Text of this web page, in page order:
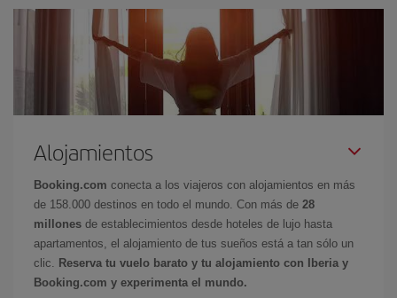
Alojamientos
Booking.com conecta a los viajeros con alojamientos en más
de 158.000 destinos en todo el mundo. Con más de 28
millones de establecimientos desde hoteles de lujo hasta
apartamentos, el alojamiento de tus sueños está a tan sólo un
clic.
Reserva tu vuelo barato y tu alojamiento con Iberia y
Booking.com y experimenta el mundo.